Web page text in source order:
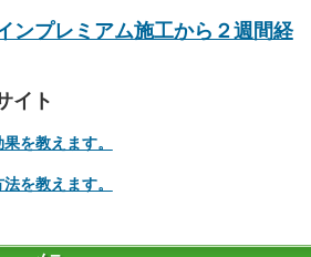
ンプレミアム施工から２週間経
イト
を教えます。
を教えます。